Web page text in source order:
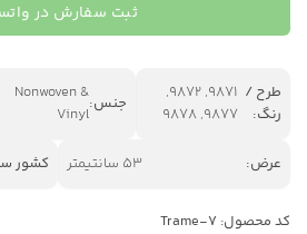
ثبت سفارش در
طرح /
رنگ:
9871, 9872,
9877, 9878
جنس:Nonwoven &
Vinyl
عرض: 53 سانتیمتر کشور
کد محصول: Trame-7